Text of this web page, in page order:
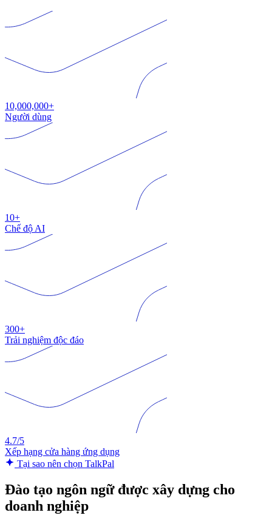
10,000,000+
Người dùng
10+
Chế độ AI
300+
Trải nghiệm độc đáo
4.7/5
Xếp hạng cửa hàng ứng dụng
Tại sao nên chọn TalkPal
Đào tạo ngôn ngữ được xây dựng cho
doanh nghiệp